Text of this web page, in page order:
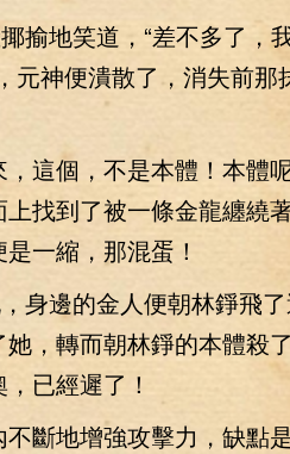
地笑道，“差不多了，
元神便潰散了，消失前那
個，不是本體！本體
找到了被一條金龍纏繞
一縮，那混蛋！
邊的金人便朝林錚飛了
，轉而朝林錚的本體殺
已經遲了！
地增強攻擊力，缺點是